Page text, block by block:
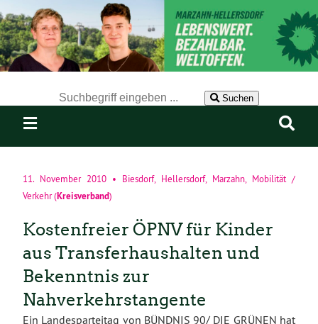
Suchen
11. November 2010 • Biesdorf, Hellersdorf, Marzahn, Mobilität /
Verkehr(Kreisverband)
Kostenfreier ÖPNV für Kinder
aus Transferhaushalten und
Bekenntnis zur
Nahverkehrstangente
Ein Landesparteitag von BÜNDNIS 90/ DIE GRÜNEN hat